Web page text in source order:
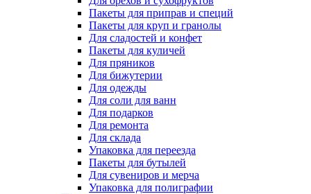
Пакеты для приправ и специй
Пакеты для круп и гранолы
Для сладостей и конфет
Пакеты для куличей
Для пряников
Для бижутерии
Для одежды
Для соли для ванн
Для подарков
Для ремонта
Для склада
Упаковка для переезда
Пакеты для бутылей
Для сувениров и мерча
Упаковка для полиграфии